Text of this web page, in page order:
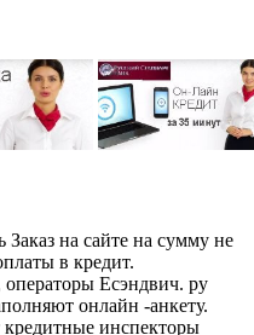
на сайте на сумму не
в кредит.
Есэндвич. ру
онлайн -анкету.
кредитные инспекторы